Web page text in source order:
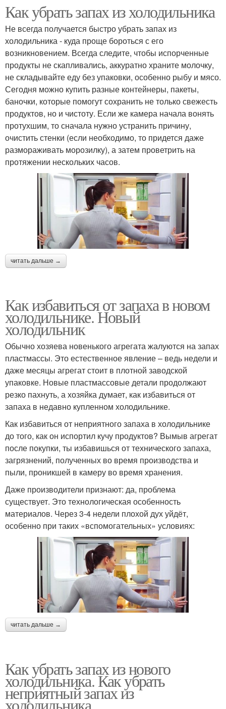
Как убрать запах из холодильника
Не всегда получается быстро убрать запах из
холодильника - куда проще бороться с его
возникновением. Всегда следите, чтобы испорченные
продукты не скапливались, аккуратно храните молочку,
не складывайте еду без упаковки, особенно рыбу и мясо.
Сегодня можно купить разные контейнеры, пакеты,
баночки, которые помогут сохранить не только свежесть
продуктов, но и чистоту. Если же камера начала вонять
протухшим, то сначала нужно устранить причину,
очистить стенки (если необходимо, то придется даже
размораживать морозилку), а затем проветрить на
протяжении нескольких часов.
читать дальше →
Как избавиться от запаха в новом
холодильнике. Новый
холодильник
Обычно хозяева новенького агрегата жалуются на запах
пластмассы. Это естественное явление – ведь недели и
даже месяцы агрегат стоит в плотной заводской
упаковке. Новые пластмассовые детали продолжают
резко пахнуть, а хозяйка думает, как избавиться от
запаха в недавно купленном холодильнике.
Как избавиться от неприятного запаха в холодильнике
до того, как он испортил кучу продуктов? Вымыв агрегат
после покупки, ты избавишься от технического запаха,
загрязнений, полученных во время производства и
пыли, проникшей в камеру во время хранения.
Даже производители признают: да, проблема
существует. Это технологическая особенность
материалов. Через 3-4 недели плохой дух уйдёт,
особенно при таких «вспомогательных» условиях:
читать дальше →
Как убрать запах из нового
холодильника. Как убрать
неприятный запах из